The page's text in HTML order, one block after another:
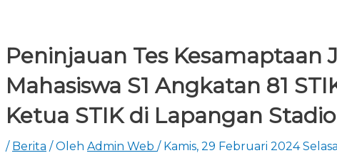
Peninjauan Tes Kesamaptaan
Mahasiswa S1 Angkatan 81
Ketua STIK di Lapangan
/ Berita / Oleh Admin Web / Kamis, 29 Februari 2024